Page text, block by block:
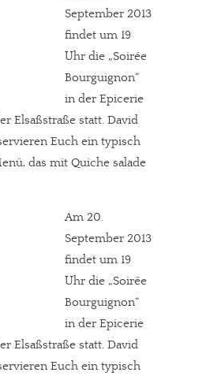
September 2013
findet um 19
Uhr die „Soirée
Bourguignon“
in der Epicerie
Elsaßstraße statt. David
Euch ein typisch
das mit Quiche salade
Am 20.
September 2013
findet um 19
Uhr die „Soirée
Bourguignon“
in der Epicerie
Elsaßstraße statt. David
Euch ein typisch